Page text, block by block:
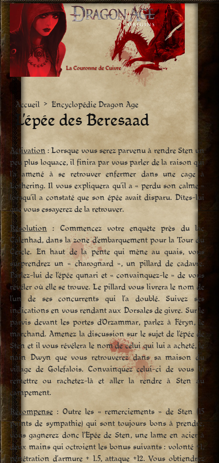
Aller
vers
le
contenu
Accueil > Encyclopédie Dragon Age
L’épée des Beresaad
Activation : Lorsque vous serez parvenu à rendre Sten un
peu plus loquace, il finira par vous parler de la raison qui
l’a amené à se retrouver enfermer dans une cage à
Lothering. Il vous expliquera qu’il a « perdu son calme »
lorsqu’il a constaté que son épée avait disparu. Dîtes-lui
que vous essayerez de la retrouver.
Résolution : Commencez votre enquête près du lac
Calenhad, dans la zone d’embarquement pour la Tour du
Cercle. En haut de la pente qui mène au quais, vous
surprendrez un « charognard », un pillard de cadavre.
Parlez-lui de l’épée qunari et « convainquez-le » de vous
révéler où elle se trouve. Le pillard vous livrera le nom de
l’un de ses concurrents qui l’a doublé. Suivez ses
indications en vous rendant aux Dorsales de givre. Sur le
parvis devant les portes d’Orzammar, parlez à Féryn, le
marchand. Amenez la discussion sur le sujet de l’épée de
Sten et il vous révélera le nom de celui qui lui a acheté, le
nain Dwyn que vous retrouverez dans sa maison du
village de Golefalois. Convainquez celui-ci de vous la
remettre ou rachetez-là et aller la rendre à Sten au
campement.
Récompense : Outre les « remerciements » de Sten (15
points de sympathie) qui sont toujours bons à prendre,
vous gagnerez donc l’Epée de Sten, une lame en acier à
deux mains qui octroient les bonus suivants : volonté +1,
pénétration d’armure + 1.5, attaque +12. Vous obtiendrez